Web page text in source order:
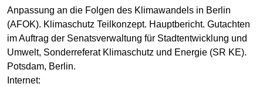
Anpassung an die Folgen des Klimawandels in Berlin
(AFOK). Klimaschutz Teilkonzept. Hauptbericht. Gutachten
im Auftrag der Senatsverwaltung für Stadtentwicklung und
Umwelt, Sonderreferat Klimaschutz und Energie (SR KE).
Potsdam, Berlin.
Internet: